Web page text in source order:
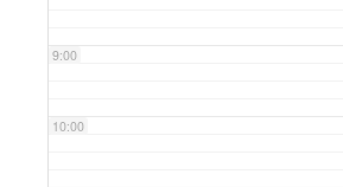
9:00
10:00